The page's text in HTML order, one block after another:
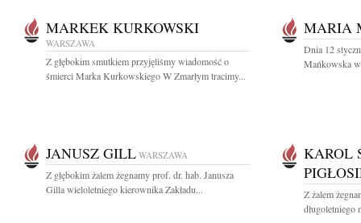
MARKEK KURKOWSKI
WARSZAWA
Z głębokim smutkiem przyjęliśmy wiadomość o
śmierci Marka Kurkowskiego W Zmarłym tracimy...
MARIA
Dnia 12
Mańkowska
JANUSZ GILL WARSZAWA
Z głębokim żalem żegnamy prof. dr. hab. Janusza
Gilla wieloletniego kierownika Zakładu...
KAROL
Z żalem
długoletniego